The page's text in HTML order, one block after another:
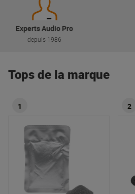
Experts Audio Pro
depuis 1986
Tops de la marque
1 2